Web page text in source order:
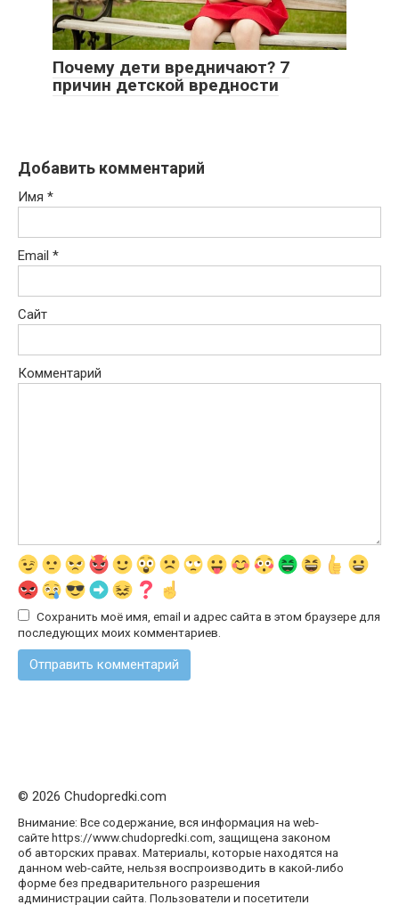
Почему дети вредничают? 7
причин детской вредности
Добавить комментарий
Имя *
Email *
Сайт
Комментарий
Сохранить моё имя, email и адрес сайта в этом браузере для
последующих моих комментариев.
© 2026 Chudopredki.com
Внимание: Все содержание, вся информация на web-
сайте https://www.chudopredki.com, защищена законом
об авторских правах. Материалы, которые находятся на
данном web-сайте, нельзя воспроизводить в какой-либо
форме без предварительного разрешения
администрации сайта. Пользователи и посетители